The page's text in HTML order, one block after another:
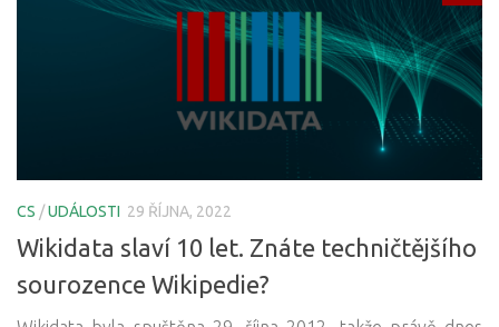
CS /UDÁLOSTI 29 ŘÍJNA, 2022
Wikidata slaví 10 let. Znáte techničtějšího
sourozence Wikipedie?